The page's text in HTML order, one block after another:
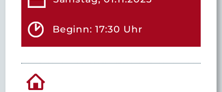
Beginn: 17:30 Uhr